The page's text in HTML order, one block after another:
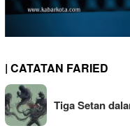
| CATATAN FARIED
Tiga Setan